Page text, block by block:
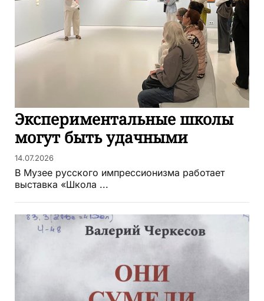
Экспериментальные школы
могут быть удачными
14.07.2026
В Музее русского импрессионизма работает
выставка «Школа ...